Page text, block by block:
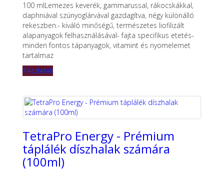
100 mlLemezes keverék, gammarussal, rákocskákkal,
daphniával szúnyoglárvával gazdagítva, négy különálló
rekeszben.- kiváló minőségű, természetes liofilizált
alapanyagok felhasználásával- fajta specifikus etetés-
minden fontos tápanyagok, vitamint és nyomelemet
tartalmaz
Részletek
TetraPro Energy - Prémium
táplálék díszhalak számára
(100ml)